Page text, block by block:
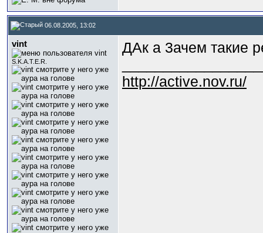
06.08.2005, 13:02
vint
S.K.A.T.E.R.
ДАк а 3ачем такие
http://active.nov.ru/